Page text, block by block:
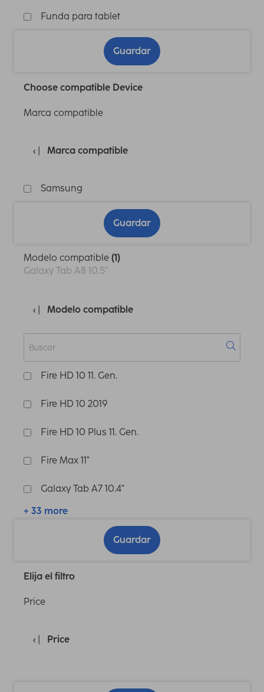
Funda para tablet
Guardar
Choose compatible Device
Marca compatible
Marca compatible
Samsung
Guardar
Modelo compatible (1)
Galaxy Tab A8 10.5"
Modelo compatible
Fire HD 10 11. Gen.
Fire HD 10 2019
Fire HD 10 Plus 11. Gen.
Fire Max 11"
Galaxy Tab A7 10.4"
+ 33 more
Guardar
Elija el filtro
Price
Price